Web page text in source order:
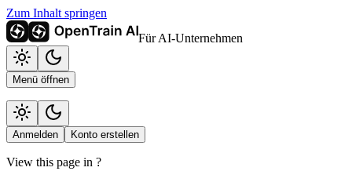
Zum Inhalt springen
Für AI-Unternehmen
Menü öffnen
Anmelden Konto erstellen
View this page in ?